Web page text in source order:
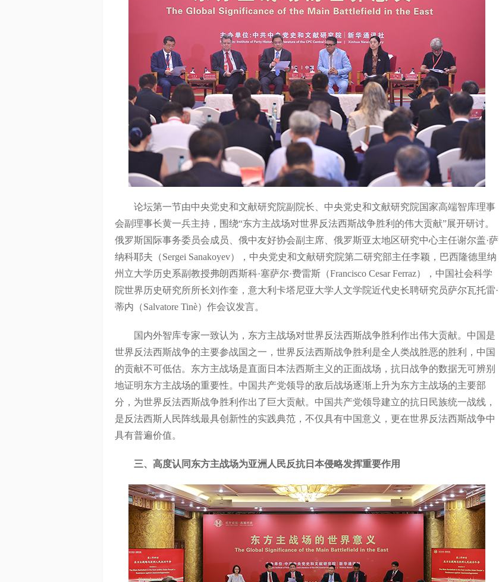
论坛第一节由中央党史和文献研究院副院长、中央党史和文献研究院国家高端智库理事
会副理事长黄一兵主持，围绕“东方主战场对世界反法西斯战争胜利的伟大贡献”展开研讨。
俄罗斯国际事务委员会成员、俄中友好协会副主席、俄罗斯亚太地区研究中心主任谢尔盖·萨
纳科耶夫（Sergei Sanakoyev），中央党史和文献研究院第二研究部主任李颖，巴西隆德里纳
州立大学历史系副教授弗朗西斯科·塞萨尔·费雷斯（Francisco Cesar Ferraz），中国社会科学
院世界历史研究所所长刘作奎，意大利卡塔尼亚大学人文学院近代史长聘研究员萨尔瓦托雷·
蒂内（Salvatore Tinè）作会议发言。
国内外智库专家一致认为，东方主战场对世界反法西斯战争胜利作出伟大贡献。中国是
世界反法西斯战争的主要参战国之一，世界反法西斯战争胜利是全人类战胜恶的胜利，中国
的贡献不可低估。东方主战场是直面日本法西斯主义的正面战场，抗日战争的数据无可辨别
地证明东方主战场的重要性。中国共产党领导的敌后战场逐渐上升为东方主战场的主要部
分，为世界反法西斯战争胜利作出了巨大贡献。中国共产党领导建立的抗日民族统一战线，
是反法西斯人民阵线最具创新性的实践典范，不仅具有中国意义，更在世界反法西斯战争中
具有普遍价值。
三、高度认同东方主战场为亚洲人民反抗日本侵略发挥重要作用